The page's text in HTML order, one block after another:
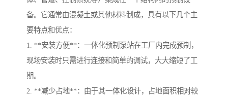
备。它通常由混凝土或其他材料制成，具有以下几个主
要特点和优点：
1. **安装方便**：一体化预制泵站在工厂内完成预制，
现场安装时只需进行连接和简单的调试，大大缩短了工
期。
2. **减少占地**：由于其一体化设计，占地面积相对较